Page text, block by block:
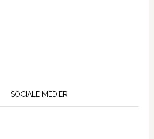
SOCIALE MEDIER